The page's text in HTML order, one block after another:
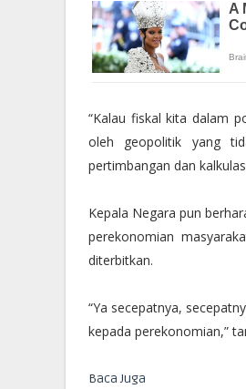
“Kalau fiskal kita dalam
oleh geopolitik yang
pertimbangan dan
Kepala Negara pun
perekonomian
diterbitkan.
“Ya secepatnya,
kepada perekonomian,”
Baca Juga